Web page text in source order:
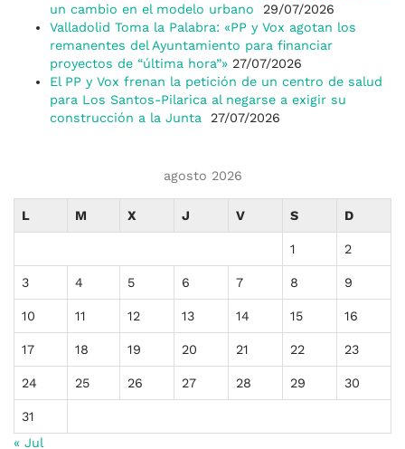
un cambio en el modelo urbano
29/07/2026
Valladolid Toma la Palabra: «PP y Vox agotan los
remanentes del Ayuntamiento para financiar
proyectos de “última hora”» 27/07/2026
El PP y Vox frenan la petición de un centro de salud
para Los Santos-Pilarica al negarse a exigir su
construcción a la Junta
27/07/2026
agosto 2026
L M X J V S D
1 2
3 4 5 6 7 8 9
10 11 12 13 14 15 16
17 18 19 20 21 22 23
24 25 26 27 28 29 30
31
« Jul